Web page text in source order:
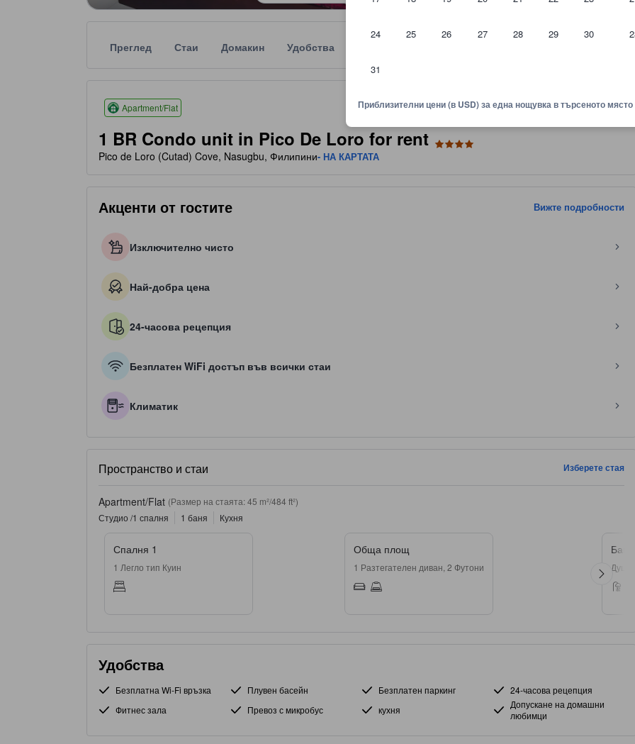
24 25 26 27 28 29 30
31
Приблизителни цени (в USD) за една нощувка в търсеното място
Преглед Стаи Домакин Удобства
Apartment/Flat
1 BR Condo unit in Pico De Loro for rent
Pico de Loro (Cutad) Cove, Nasugbu, Филипини- НА КАРТАТА
Акценти от гостите Вижте подробности
Изключително чисто
Най-добра цена
24-часова рецепция
Безплатен WiFi достъп във всички стаи
Климатик
Пространство и стаи Изберете стая
Apartment/Flat (Размер на стаята: 45 m²/484 ft²)
Студио /1 спалня
1 баня Кухня
Спалня 1
1 Легло тип Куин
Обща площ
1 Разтегателен диван, 2 Футони Душ,
Удобства
Безплатна Wi-Fi връзка Плувен басейн Безплатен паркинг
24-часова рецепция
Фитнес зала
Превоз с микробус кухня
Допускане на домашни
любимци